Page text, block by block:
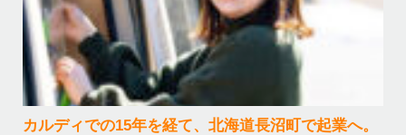
カルディでの15年を経て、北海道長沼町で起業へ。